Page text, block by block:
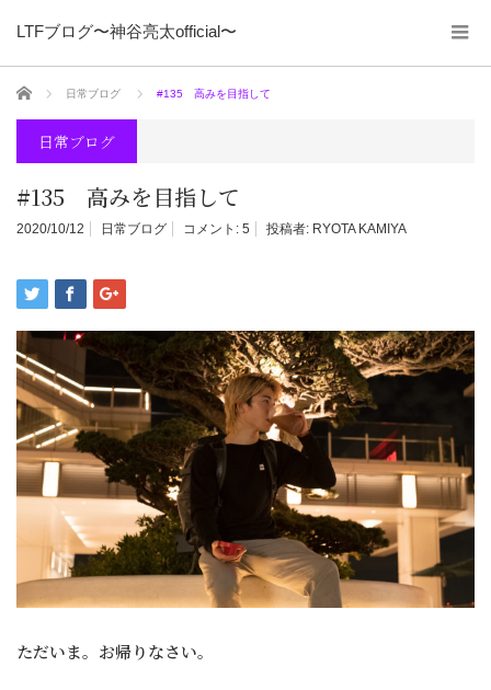
LTFブログ〜神谷亮太official〜
ホーム 日常ブログ #135 高みを目指して
日常ブログ
#135 高みを目指して
2020/10/12 日常ブログ コメント: 5 投稿者: RYOTA KAMIYA
ただいま。お帰りなさい。